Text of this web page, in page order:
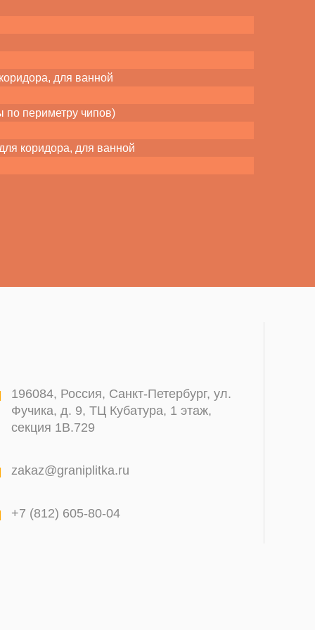
для ванной
периметру чипов)
коридора, для ванной
196084, Россия, Санкт-Петербург, ул.
Фучика, д. 9, ТЦ Кубатура, 1 этаж,
секция 1В.729
zakaz@graniplitka.ru
+7 (812) 605-80-04